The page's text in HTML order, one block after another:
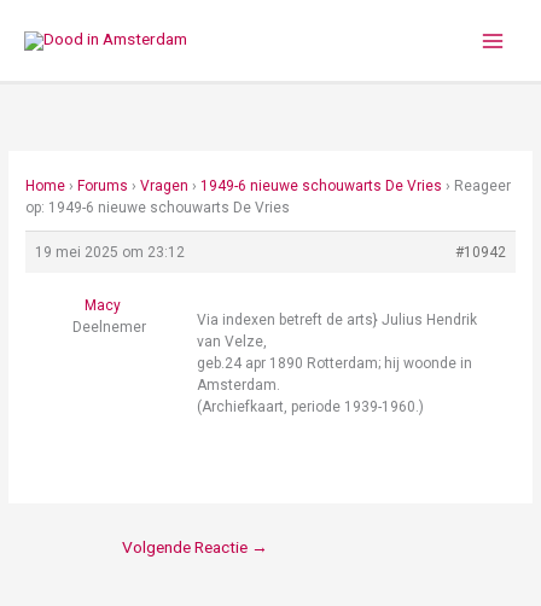
naar
Home › Forums › Vragen › 1949-6 nieuwe schouwarts De Vries › Reageer
op: 1949-6 nieuwe schouwarts De Vries
19 mei 2025 om 23:12 #10942
Macy
Deelnemer
Via indexen betreft de arts} Julius Hendrik
van Velze,
geb.24 apr 1890 Rotterdam; hij woonde in
Amsterdam.
(Archiefkaart, periode 1939-1960.)
Volgende Reactie →